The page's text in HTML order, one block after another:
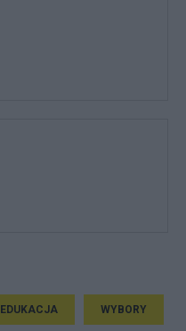
EDUKACJA WYBORY